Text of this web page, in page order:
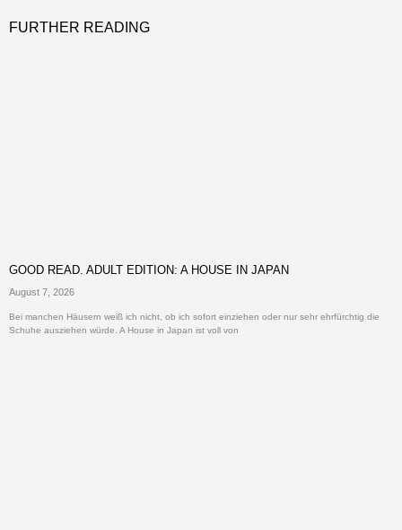
FURTHER READING
GOOD READ. ADULT EDITION: A HOUSE IN JAPAN
August 7, 2026
Bei manchen Häusern weiß ich nicht, ob ich sofort einziehen oder nur sehr ehrfürchtig die
Schuhe ausziehen würde. A House in Japan ist voll von